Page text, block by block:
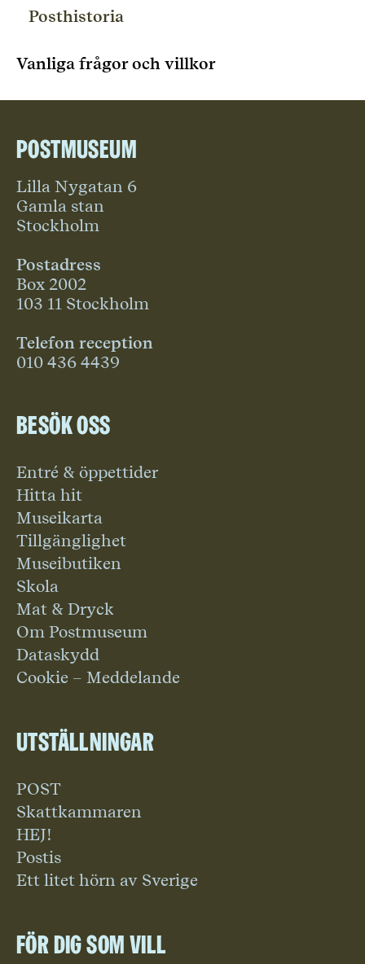
Posthistoria
Vanliga frågor och villkor
Postmuseum
Lilla Nygatan 6
Gamla stan
Stockholm
Postadress
Box 2002
103 11 Stockholm
Telefon reception
010 436 4439
Besök oss
Entré & öppettider
Hitta hit
Museikarta
Tillgänglighet
Museibutiken
Skola
Mat & Dryck
Om Postmuseum
Dataskydd
Cookie – Meddelande
Utställningar
POST
Skattkammaren
HEJ!
Postis
Ett litet hörn av Sverige
För dig som vill